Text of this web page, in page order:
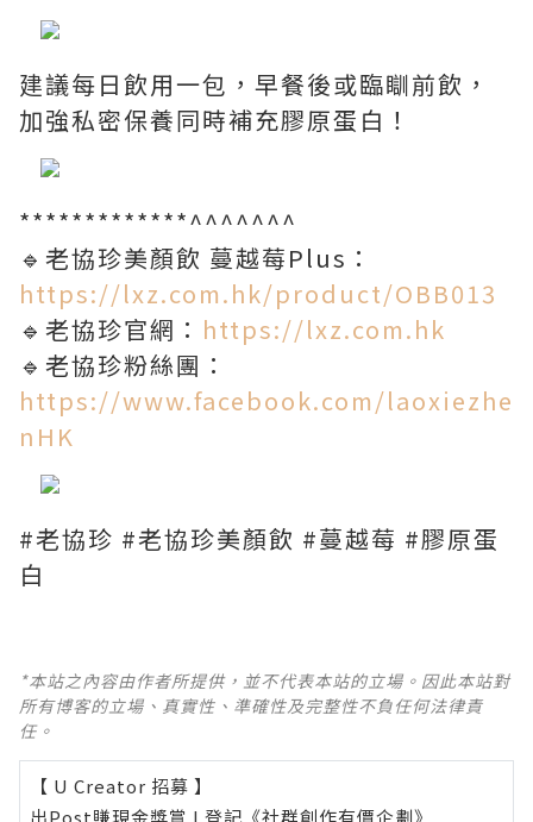
建議每日飲用一包，早餐後或臨瞓前飲，
加強私密保養同時補充膠原蛋白！
*************^^^^^^^
🔹老協珍美顏飲 蔓越莓Plus：
https://lxz.com.hk/product/OBB013
🔹老協珍官網： https://lxz.com.hk
🔹老協珍粉絲團：
https://www.facebook.com/laoxiezhe
nHK
#老協珍 #老協珍美顏飲 #蔓越莓 #膠原蛋
白
*本站之內容由作者所提供，並不代表本站的立場。因此本站對
所有博客的立場、真實性、準確性及完整性不負任何法律責
任。
【 U Creator 招募 】
出Post賺現金獎賞 l 登記《社群創作有價企劃》